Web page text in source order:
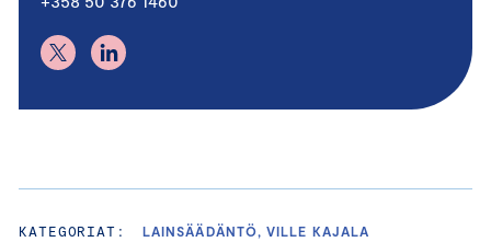
KATEGORIAT: LAINSÄÄDÄNTÖ, VILLE KAJALA